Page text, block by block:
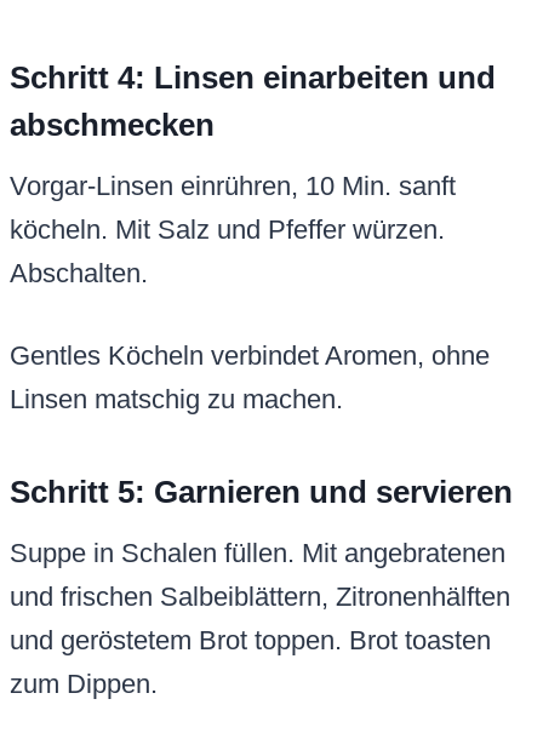
Schritt 4: Linsen einarbeiten und
abschmecken
Vorgar-Linsen einrühren, 10 Min. sanft
köcheln. Mit Salz und Pfeffer würzen.
Abschalten.
Gentles Köcheln verbindet Aromen, ohne
Linsen matschig zu machen.
Schritt 5: Garnieren und servieren
Suppe in Schalen füllen. Mit angebratenen
und frischen Salbeiblättern, Zitronenhälften
und geröstetem Brot toppen. Brot toasten
zum Dippen.